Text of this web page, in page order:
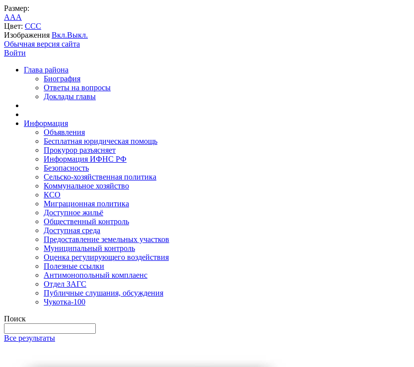
Размер:
AAA
Цвет: CCC
Изображения Вкл.Выкл.
Обычная версия сайта
Войти
Глава района
Биография
Ответы на вопросы
Доклады главы
Информация
Объявления
Бесплатная юридическая помощь
Прокурор разъясняет
Информация ИФНС РФ
Безопасность
Сельско-хозяйственная политика
Коммунальное хозяйство
КСО
Миграционная политика
Доступное жильё
Общественный контроль
Доступная среда
Предоставление земельных участков
Муниципальный контроль
Оценка регулирующего воздействия
Полезные ссылки
Антимонопольный комплаенс
Отдел ЗАГС
Публичные слушания, обсуждения
Чукотка-100
Поиск
Все результаты